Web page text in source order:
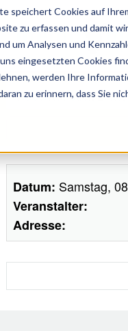
speichert Cookies auf
zu erfassen und damit
um Analysen und
eingesetzten Cookies
werden Ihre
zu erinnern, dass Sie
Datum: Samstag,
Veranstalter:
Adresse:
Bands, Catering, ...